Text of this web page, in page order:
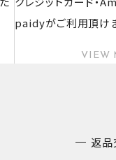
paidyがご利用頂け
VIEW
返